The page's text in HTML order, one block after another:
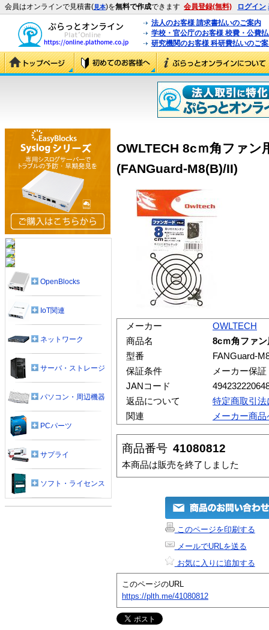
会員はオンラインで見積書(見本)を無料で作成できます 会員登録(無料) ログイン
法人のお客様 請求書払いのご案内
学校・官公庁のお客様 校費・公費
研究機関のお客様 科研費払いのご
OWLTECH 8cｍ角ファ
(FANGuard-M8(B)/II)
メーカー
OWLTECH
商品名
8cｍ角ファ
型番
FANGuard-
保証条件
メーカー保証
JANコード
返品について
特定商取引
関連
メーカー商
商品番号 41080812
本商品は販売を終了しました
このページを印刷する
メールでURLを送る
お気に入りに追加する
このページのURL
https://plth.me/41080812
OpenBlocks
IoT関連
ネットワーク
サーバ・ストレージ
パソコン・周辺機器
PCパーツ
サプライ
ソフト・ライセンス